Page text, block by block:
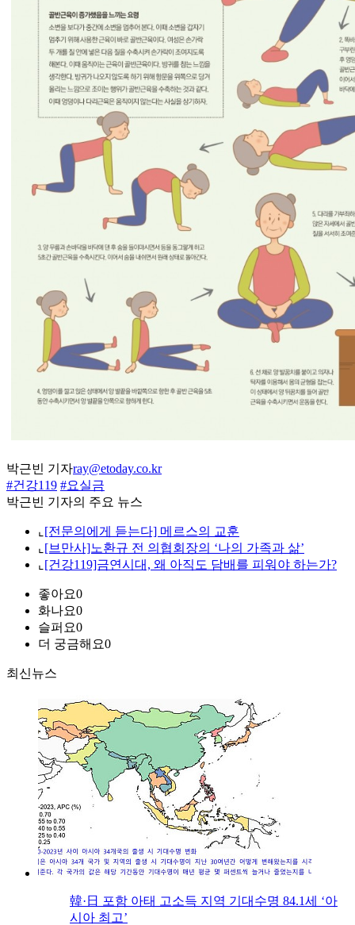
박근빈 기자ray@etoday.co.kr
#건강119 #요실금
박근빈 기자의 주요 뉴스
⌞ [전문의에게 듣는다] 메르스의 교훈
⌞ [브만사]노환규 전 의협회장의 ‘나의 가족과 삶’
⌞ [건강119]금연시대, 왜 아직도 담배를 피워야 하는가?
좋아요0
화나요0
슬퍼요0
더 궁금해요0
최신뉴스
韓·日 포함 아태 고소득 지역 기대수명 84.1세 ‘아
시아 최고’